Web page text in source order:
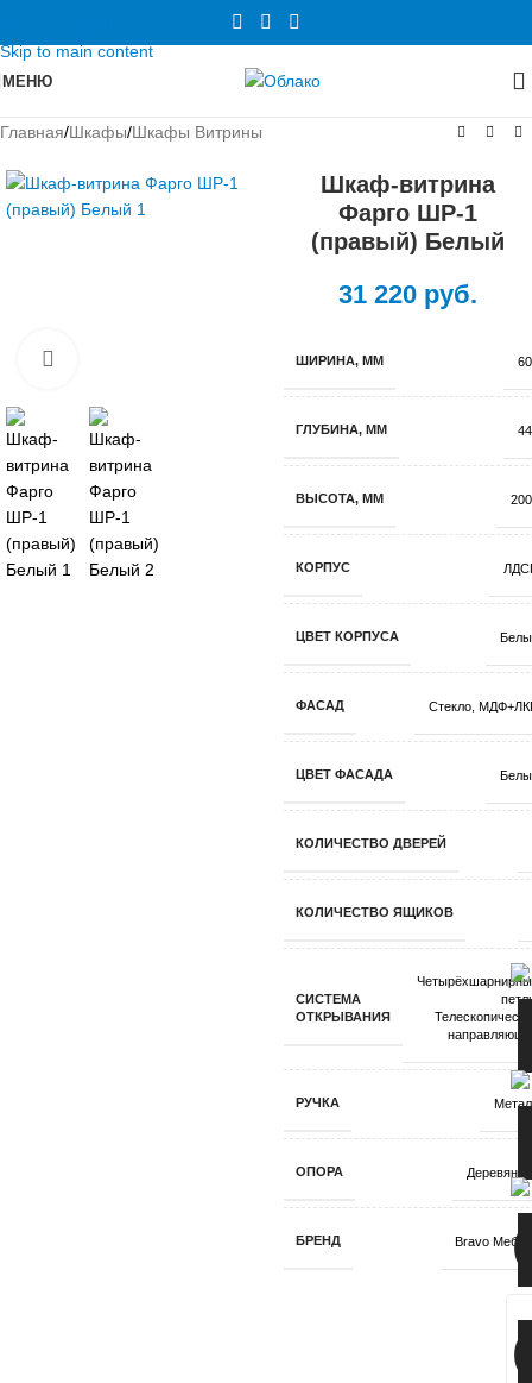
Skip to main content
МЕНЮ
Главная/Шкафы/Шкафы Витрины
Шкаф-витрина
Фарго ШР-1
(правый) Белый
31 220руб.
ШИРИНА, ММ
ГЛУБИНА, ММ
ВЫСОТА, ММ
КОРПУС
ЦВЕТ КОРПУСА
ФАСАД Стекло,
ЦВЕТ ФАСАДА
КОЛИЧЕСТВО ДВЕРЕЙ
КОЛИЧЕСТВО ЯЩИКОВ
СИСТЕМА
ОТКРЫВАНИЯ
РУЧКА
ОПОРА
БРЕНД Bravo